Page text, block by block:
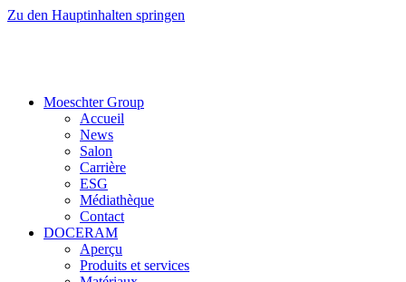
Zu den Hauptinhalten springen
Moeschter Group
Accueil
News
Salon
Carrière
ESG
Médiathèque
Contact
DOCERAM
Aperçu
Produits et services